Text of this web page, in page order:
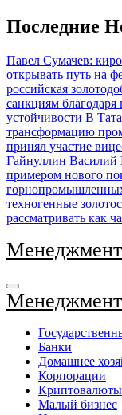
Перейти
к
Последние
Павел Сумачев:
открывать путь на
российская
санкциям благодаря
устойчивости В
трансформацию
принял участие
Гайнуллин Василий
примером нового
техногенные
рассматривать как
Банки
Домашнее
Корпорации
Криптовалюты
Малый бизнес